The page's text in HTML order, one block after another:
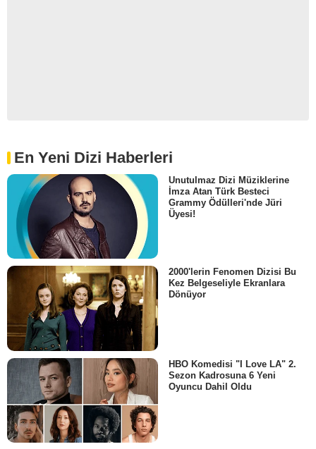
En Yeni Dizi Haberleri
Unutulmaz Dizi Müziklerine
İmza Atan Türk Besteci
Grammy Ödülleri'nde Jüri
Üyesi!
2000'lerin Fenomen Dizisi Bu
Kez Belgeseliyle Ekranlara
Dönüyor
HBO Komedisi "I Love LA" 2.
Sezon Kadrosuna 6 Yeni
Oyuncu Dahil Oldu